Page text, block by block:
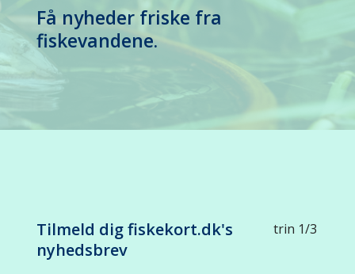
Få nyheder friske fra
fiskevandene.
Tilmeld dig fiskekort.dk's
nyhedsbrev
trin 1/3